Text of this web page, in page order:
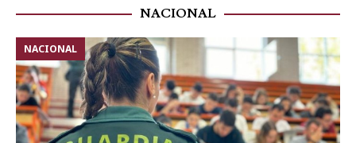
NACIONAL
NACIONAL